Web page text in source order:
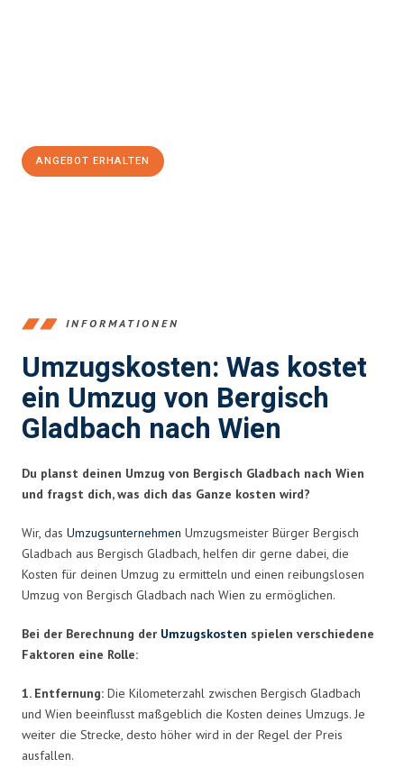
ANGEBOT ERHALTEN
INFORMATIONEN
Umzugskosten: Was kostet
ein Umzug von Bergisch
Gladbach nach Wien
Du planst deinen Umzug von Bergisch Gladbach nach Wien
und fragst dich, was dich das Ganze kosten wird?
Wir, das Umzugsunternehmen Umzugsmeister Bürger Bergisch
Gladbach aus Bergisch Gladbach, helfen dir gerne dabei, die
Kosten für deinen Umzug zu ermitteln und einen reibungslosen
Umzug von Bergisch Gladbach nach Wien zu ermöglichen.
Bei der Berechnung der Umzugskosten spielen verschiedene
Faktoren eine Rolle:
1. Entfernung: Die Kilometerzahl zwischen Bergisch Gladbach
und Wien beeinflusst maßgeblich die Kosten deines Umzugs. Je
weiter die Strecke, desto höher wird in der Regel der Preis
ausfallen.